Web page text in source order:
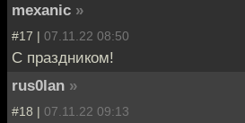
mexanic »
#17 | 07.11.22 08:50
С праздником!
rus0lan »
#18 | 07.11.22 09:13